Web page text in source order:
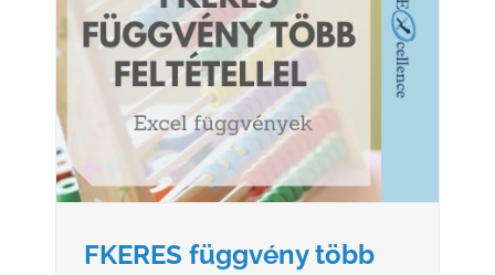
FKERES függvény több